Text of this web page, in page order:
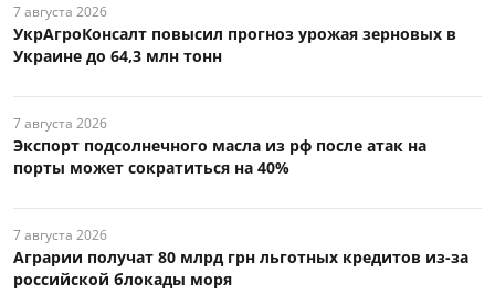
7 августа 2026
УкрАгроКонсалт повысил прогноз урожая зерновых в
Украине до 64,3 млн тонн
7 августа 2026
Экспорт подсолнечного масла из рф после атак на
порты может сократиться на 40%
7 августа 2026
Аграрии получат 80 млрд грн льготных кредитов из-за
российской блокады моря